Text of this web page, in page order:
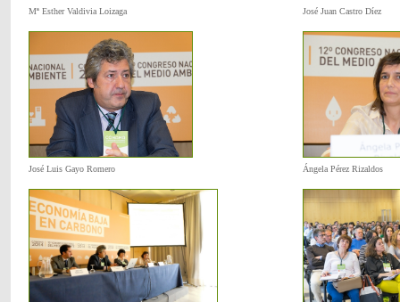
Mª Esther Valdivia Loizaga José Juan Castro Díez
José Luis Gayo Romero Ángela Pérez Rizaldos